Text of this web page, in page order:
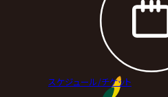
スケジュール/チケット